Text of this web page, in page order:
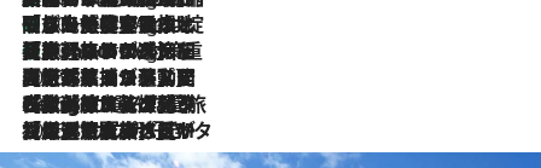
10 Hours Ago
「旅先には金髪ウィッグを持参」日本と同じメイクでは損してる!? 美容ジャーナリストが提案する“掟破りの旅美容”とは
10 Hours Ago
【厳選旅コスメ】「身軽さ＆UV対策重視！」ヘアアーティストshucoが選んだ夏旅ベストコスメを発表【Mサイズジップ】
2026.8.5
【厳選旅コスメ】国内をあちこち移動する河井菜摘が選んだ夏旅ベストコスメ発表！「リラックスアイテムはマスト」【Mサイズジップ】
2026.8.4
【厳選旅コスメ】「紫外線＆乾燥対策しながらメイク感も！」ヘア＆メイクGeorgeが選んだ夏旅ベストコスメを発表！【Mサイズジップ】
2026.8.3
【厳選旅コスメ】「保湿もタイパ重視！」“サウナ好き”タレント清水みさとが愛用する夏旅ベストコスメを発表！【Mサイズジップ】